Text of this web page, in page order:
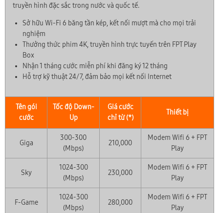
truyền hình đặc sắc trong nước và quốc tế.
Sở hữu Wi-Fi 6 băng tần kép, kết nối mượt mà cho mọi trải
nghiệm
Thưởng thức phim 4K, truyền hình trực tuyến trên FPT Play
Box
Nhận 1 tháng cước miễn phí khi đăng ký 12 tháng
Hỗ trợ kỹ thuật 24/7, đảm bảo mọi kết nối Internet
Tên gói
cước
Tốc độ Down-
Up
Giá cước
chỉ từ (*)
Thiết bị
Giga
300-300
(Mbps)
210,000
Modem Wifi 6 + FPT
Play
Sky
1024-300
(Mbps)
230,000
Modem Wifi 6 + FPT
Play
F-Game
1024-300
(Mbps)
280,000
Modem Wifi 6 + FPT
Play